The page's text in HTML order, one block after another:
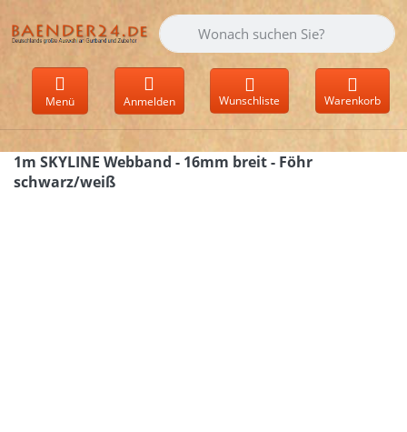
Geben Sie einen Suchbegriff ein.
Menü Anmelden Wunschliste Warenkorb
1m SKYLINE Webband - 16mm breit - Föhr
schwarz/weiß